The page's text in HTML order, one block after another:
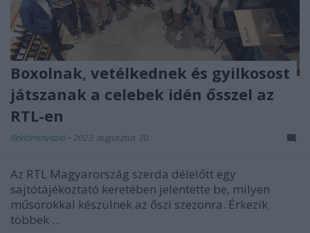
Boxolnak, vetélkednek és gyilkosost
játszanak a celebek idén ősszel az
RTL-en
ReklámInvázió • 2023. augusztus 30.
Az RTL Magyarország szerda délelőtt egy
sajtótájékoztató keretében jelentette be, milyen
műsorokkal készülnek az őszi szezonra. Érkezik
többek ...